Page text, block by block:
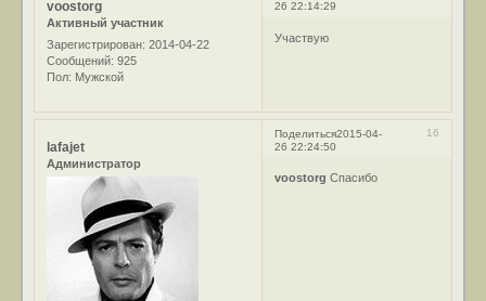
26 22:14:29
voostorg
Активный участник
Зарегистрирован: 2014-04-22
Сообщений: 925
Пол: Мужской
Участвую
Поделиться 16
2015-04-
26 22:24:50
lafajet
Администратор
voostorg Спасибо